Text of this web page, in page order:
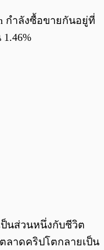
กำลังซื้อขายกันอยู่ที่
นส่วนหนึ่งกับชีวิต
ลาดคริปโตกลายเป็น